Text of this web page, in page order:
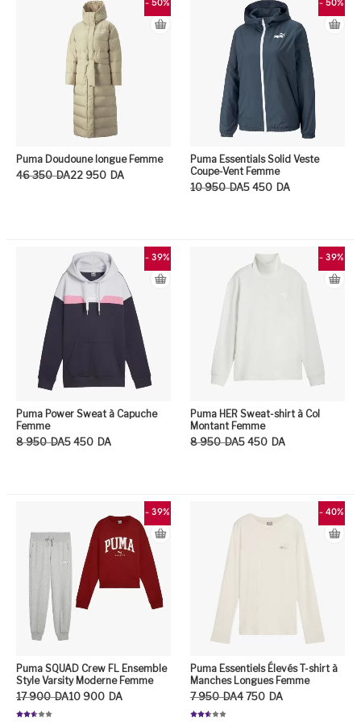
- 50%
Puma Doudoune longue Femme
46 350 DA
Le prix initial était : 46 350DA.
22 950 DA
Le prix actuel est : 22 950DA.
- 50%
Puma Essentials Solid Veste
Coupe-Vent Femme
10 950 DA
Le prix initial était : 10 950DA.
5 450 DA
Le prix actuel est : 5 450DA.
- 39%
Puma Power Sweat à Capuche
Femme
8 950 DA
Le prix initial était : 8 950DA.
5 450 DA
Le prix actuel est : 5 450DA.
- 39%
Puma HER Sweat-shirt à Col
Montant Femme
8 950 DA
Le prix initial était : 8 950DA.
5 450 DA
Le prix actuel est : 5 450DA.
- 39%
Puma SQUAD Crew FL Ensemble
Style Varsity Moderne Femme
17 900 DA
Le prix initial était : 17 900DA.
10 900 DA
Le prix actuel est : 10 900DA.
- 40%
Puma Essentiels Élevés T-shirt à
Manches Longues Femme
7 950 DA
Le prix initial était : 7 950DA.
4 750 DA
Le prix actuel est : 4 750DA.